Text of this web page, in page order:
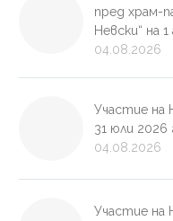
пред храм-
Невски“ на
04.08.2026
Участие на
31 юли 2026
04.08.2026
Участие на